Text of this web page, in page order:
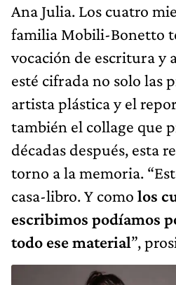
Ana Julia. Los cuatro
familia Mobili-Bonetto
vocación de escritura y
esté cifrada no solo las
artista plástica y el
también el collage que
décadas después, esta
torno a la memoria.
casa-libro. Y como los
escribimos podíamos
todo ese material”,